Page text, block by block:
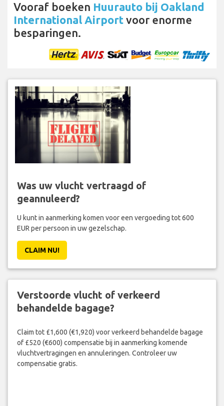
Vooraf boeken Huurauto bij Oakland
International Airport voor enorme
besparingen.
Was uw vlucht vertraagd of
geannuleerd?
U kunt in aanmerking komen voor een vergoeding tot 600
EUR per persoon in uw gezelschap.
CLAIM NU!
Verstoorde vlucht of verkeerd
behandelde bagage?
Claim tot £1,600 (€1,920) voor verkeerd behandelde bagage
of £520 (€600) compensatie bij in aanmerking komende
vluchtvertragingen en annuleringen. Controleer uw
compensatie gratis.